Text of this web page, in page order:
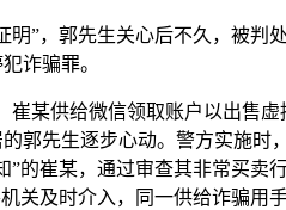
，郭先生关心后不久，被判处
诈骗罪。
供给微信领取账户以出售虚
郭先生逐步心动。警方实施
”的崔某，通过审查其非常买卖
关及时介入，同一供给诈骗用